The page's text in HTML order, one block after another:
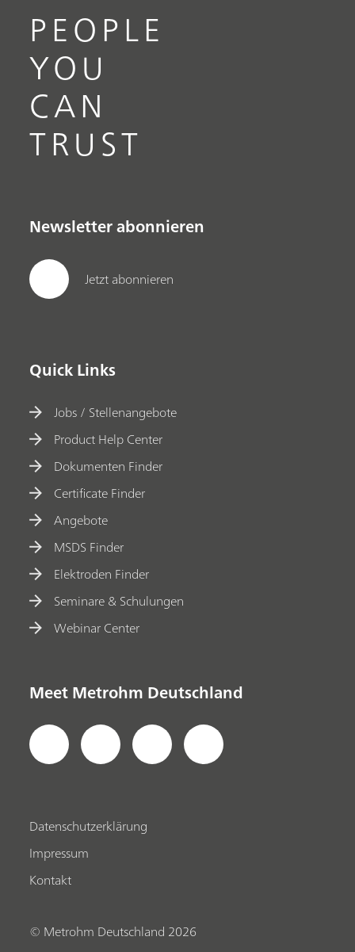
PEOPLE
YOU
CAN
TRUST
Newsletter abonnieren
Jetzt abonnieren
Quick Links
Jobs / Stellenangebote
Product Help Center
Dokumenten Finder
Certificate Finder
Angebote
MSDS Finder
Elektroden Finder
Seminare & Schulungen
Webinar Center
Meet Metrohm Deutschland
Datenschutzerklärung
Impressum
Kontakt
© Metrohm Deutschland 2026